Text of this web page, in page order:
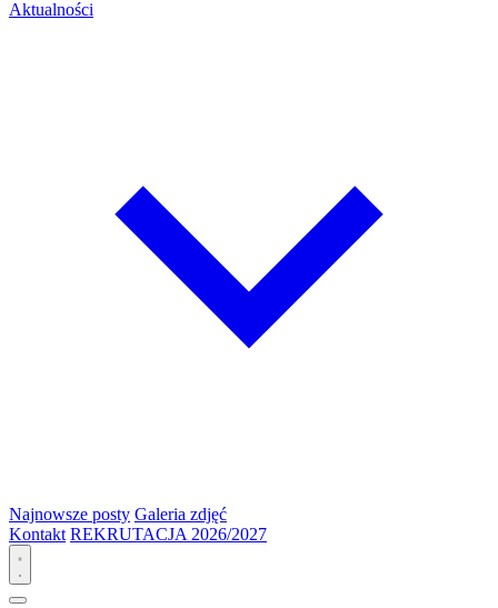
Aktualności
Najnowsze posty Galeria zdjęć
Kontakt REKRUTACJA 2026/2027